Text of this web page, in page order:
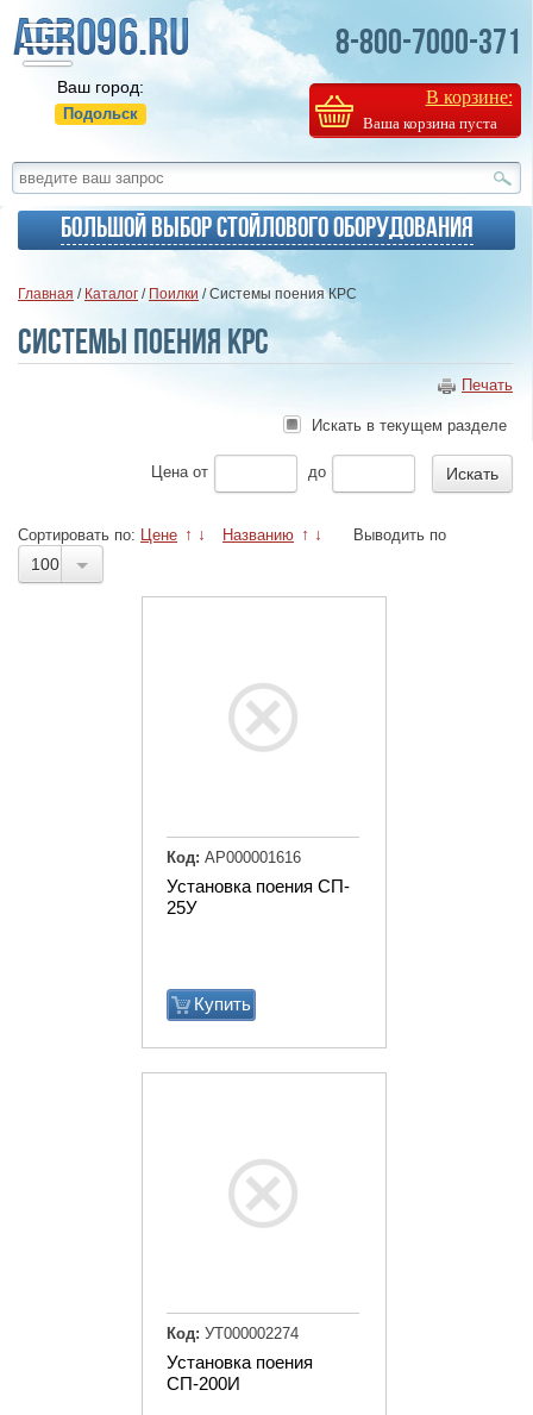
Ваш город:
Подольск
8-800-7000-371
В корзине:
Ваша корзина пуста
Большой выбор стойлового оборудования
Главная / Каталог / Поилки / Системы поения КРС
Системы поения КРС
Печать
Искать в текущем разделе
Ценаот до
Сортировать по: Цене ↑ ↓ Названию ↑ ↓ Выводить по
100
Установка поения СП-
25У
Купить
Код: АР000001616
Установка поения
СП-200И
Код: УТ000002274